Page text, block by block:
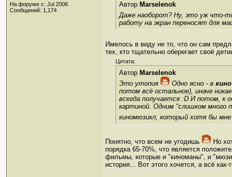
На форуме с: Jul 2006
Сообщений: 1,174
Автор Marselenok
Даже наоборот? Ну, это уж что-
работу на экран переносят для
Имелось в виду не то, что он сам
тех, кто тщательно оберегает своё
Цитата:
Автор Marselenok
Это утопия
Одно ясно - в кино
потом всё остальное), иначе
всегда получается :D И потом,
картиной. Одним "слишком много
киномюзикл, который хотя бы
Понятно, что всем не угодишь Но
порядка 65-70%, что является
фильмы, которые и "киноманы", и
история... Вот этого хочется, а всё как-